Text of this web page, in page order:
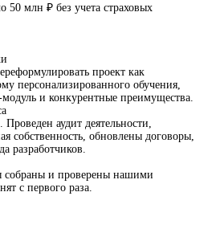
50 млн ₽ без учета страховых
проект как
персонализированного обучения,
и конкурентные преимущества.
аудит деятельности,
собственность, обновлены договоры,
разработчиков.
собраны и проверены нашими
с первого раза.